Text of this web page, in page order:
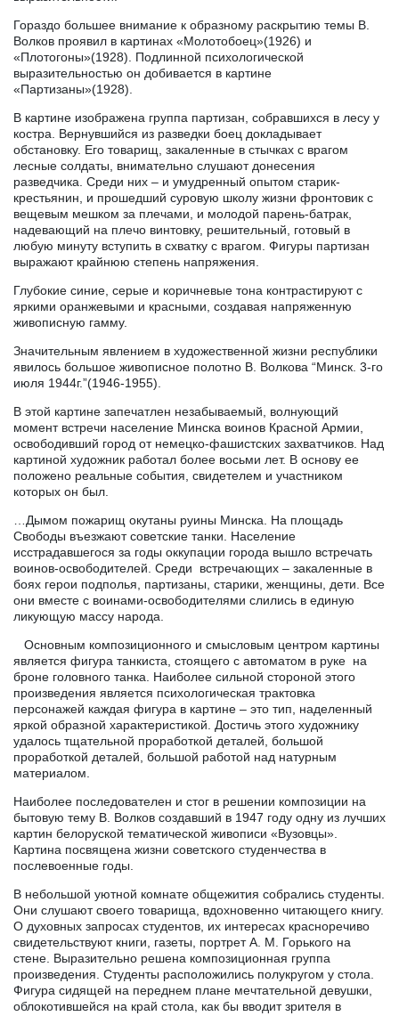
Гораздо большее внимание к образному раскрытию темы В.
Волков проявил в картинах «Молотобоец»(1926) и
«Плотогоны»(1928). Подлинной психологической
выразительностью он добивается в картине
«Партизаны»(1928).
В картине изображена группа партизан, собравшихся в лесу у
костра. Вернувшийся из разведки боец докладывает
обстановку. Его товарищ, закаленные в стычках с врагом
лесные солдаты, внимательно слушают донесения
разведчика. Среди них – и умудренный опытом старик-
крестьянин, и прошедший суровую школу жизни фронтовик с
вещевым мешком за плечами, и молодой парень-батрак,
надевающий на плечо винтовку, решительный, готовый в
любую минуту вступить в схватку с врагом. Фигуры партизан
выражают крайнюю степень напряжения.
Глубокие синие, серые и коричневые тона контрастируют с
яркими оранжевыми и красными, создавая напряженную
живописную гамму.
Значительным явлением в художественной жизни республики
явилось большое живописное полотно В. Волкова “Минск. 3-го
июля 1944г.”(1946-1955).
В этой картине запечатлен незабываемый, волнующий
момент встречи население Минска воинов Красной Армии,
освободивший город от немецко-фашистских захватчиков. Над
картиной художник работал более восьми лет. В основу ее
положено реальные события, свидетелем и участником
которых он был.
…Дымом пожарищ окутаны руины Минска. На площадь
Свободы въезжают советские танки. Население
исстрадавшегося за годы оккупации города вышло встречать
воинов-освободителей. Среди встречающих – закаленные в
боях герои подполья, партизаны, старики, женщины, дети. Все
они вместе с воинами-освободителями слились в единую
ликующую массу народа.
Основным композиционного и смысловым центром картины
является фигура танкиста, стоящего с автоматом в руке на
броне головного танка. Наиболее сильной стороной этого
произведения является психологическая трактовка
персонажей каждая фигура в картине – это тип, наделенный
яркой образной характеристикой. Достичь этого художнику
удалось тщательной проработкой деталей, большой
проработкой деталей, большой работой над натурным
материалом.
Наиболее последователен и стог в решении композиции на
бытовую тему В. Волков создавший в 1947 году одну из лучших
картин белоруской тематической живописи «Вузовцы».
Картина посвящена жизни советского студенчества в
послевоенные годы.
В небольшой уютной комнате общежития собрались студенты.
Они слушают своего товарища, вдохновенно читающего книгу.
О духовных запросах студентов, их интересах красноречиво
свидетельствуют книги, газеты, портрет А. М. Горького на
стене. Выразительно решена композиционная группа
произведения. Студенты расположились полукругом у стола.
Фигура сидящей на переднем плане мечтательной девушки,
облокотившейся на край стола, как бы вводит зрителя в